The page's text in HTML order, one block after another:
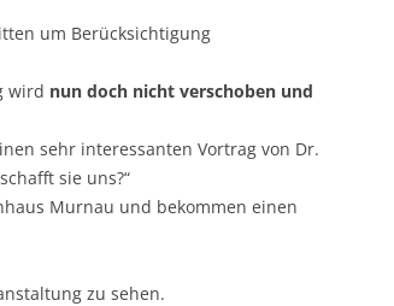
um Berücksichtigung
wird nun doch nicht verschoben und
sehr interessanten Vortrag von Dr.
sie uns?“
Murnau und bekommen einen
zu sehen.